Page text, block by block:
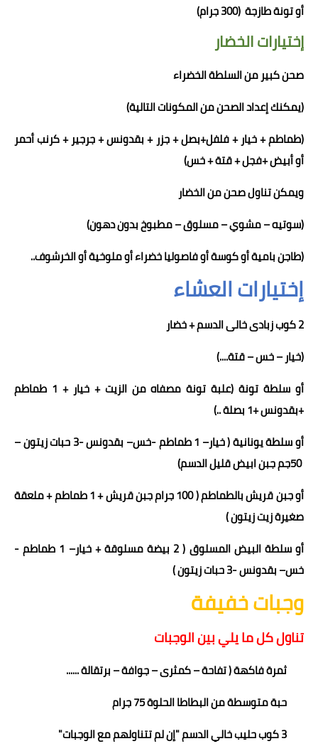
أو تونة طازجة (300 جرام)
إختيارات الخضار
صحن كبير من السلطة الخضراء
(يمكنك إعداد الصحن من المكونات التالية)
(طماطم + خيار + فلفل+بصل + جزر + بقدونس + جرجير + كرنب أحمر
أو أبيض +فجل + قتة + خس)
ويمكن تناولصحنمن الخضار
(سوتيه – مشوي – مسلوق – مطبوخ بدون دهون)
(طاجن بامية أو كوسة أو فاصوليا خضراء أو ملوخية أو الخرشوف..
إختيارات العشاء
2 كوب زبادى خالى الدسم +خضار
(خيار – خس – قتة....
)
أو
سلطة تونة (علبة تونة مصفاه من الزيت + خيار + 1 طماطم
+بقدونس +1 بصلة ..)
أو سلطة يونانية(خيار– 1 طماطم -خس– بقدونس -3حبات زيتون –
50جم جبن ابيض قليل الدسم)
أو جبن قريش بالطماطم ( 100
جرام جبن قريش + 1 طماطم + ملعقة
صغيرة زيت زيتون )
أو سلطة البيض المسلوق ( 2 بيضة مسلوقة + خيار
– 1 طماطم
-
خس– بقدونس -3حبات زيتون)
وجبات خفيفة
تناول كل ما يلي بين الوجبات
ثمرة فاكهة( تفاحة – كمثرى –جوافة – برتقالة ......
حبة متوسطة من البطاطا الحلوة 75 جرام
3 كوب حليب خالي الدسم "إن لم تتناولهم مع الوجبات"